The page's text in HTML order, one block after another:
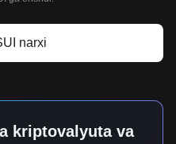
narxi
kriptovalyuta va